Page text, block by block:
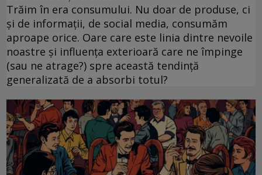
Trăim în era consumului. Nu doar de produse, ci
și de informații, de social media, consumăm
aproape orice. Oare care este linia dintre nevoile
noastre și influența exterioară care ne împinge
(sau ne atrage?) spre această tendință
generalizată de a absorbi totul?